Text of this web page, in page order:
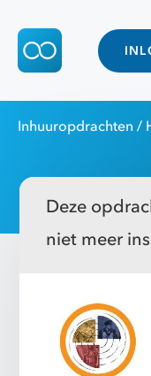
Inhuuropdrachten /
Deze
niet meer